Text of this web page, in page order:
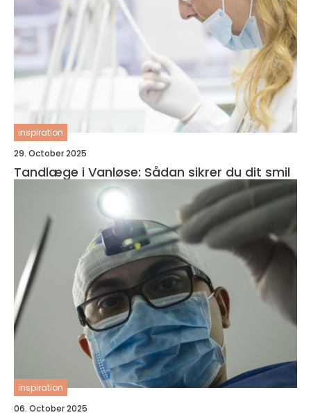
inspiration
29. October 2025
Tandlæge i Vanløse: Sådan sikrer du dit smil
inspiration
06. October 2025